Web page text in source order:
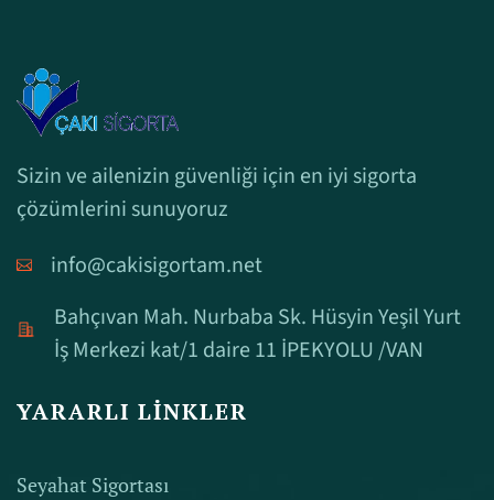
Sizin ve ailenizin güvenliği için en iyi sigorta
çözümlerini sunuyoruz
info@cakisigortam.net
Bahçıvan Mah. Nurbaba Sk. Hüsyin Yeşil Yurt
İş Merkezi kat/1 daire 11 İPEKYOLU /VAN
YARARLI LINKLER
Seyahat Sigortası